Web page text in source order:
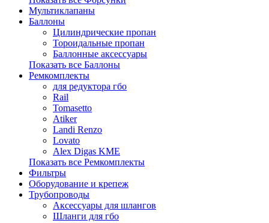
Мультиклапаны
Баллоны
Цилиндрические пропан
Тороидальные пропан
Баллонные аксессуары
Показать все Баллоны
Ремкомплекты
для редуктора гбо
Rail
Tomasetto
Atiker
Landi Renzo
Lovato
Alex Digas KME
Показать все Ремкомплекты
Фильтры
Оборудование и крепеж
Трубопроводы
Аксессуары для шлангов
Шланги для гбо